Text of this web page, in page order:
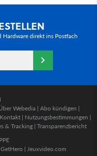
Hardware direkt ins Postfach
Webedia | Abo kündigen |
Kontakt | Nutzungsbestimmungen |
& Tracking | Transparenzbericht
GetHero | Jeuxvideo.com